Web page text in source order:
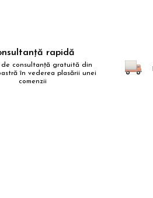
rapidă
consultanță gratuită din
în vederea plasării unei
comenzii